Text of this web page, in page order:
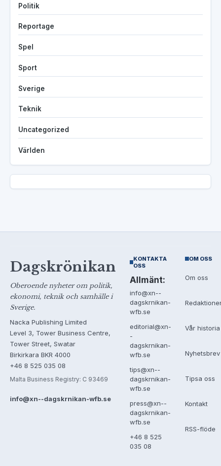
Politik
Reportage
Spel
Sport
Sverige
Teknik
Uncategorized
Världen
Dagskrönikan
Oberoende nyheter om politik,
ekonomi, teknik och samhälle i
Sverige.
Nacka Publishing Limited
Level 3, Tower Business Centre,
Tower Street, Swatar
Birkirkara BKR 4000
+46 8 525 035 08
Malta Business Registry: C 93469
info@xn--dagskrnikan-wfb.se
KONTAKTA
OSS
Allmänt:
info@xn--
dagskrnikan-
wfb.se
editorial@xn-
-
dagskrnikan-
wfb.se
tips@xn--
dagskrnikan-
wfb.se
press@xn--
dagskrnikan-
wfb.se
+46 8 525
035 08
OM OSS
Om oss
Vår historia
Nyhetsbrev
Tipsa oss
Kontakt
RSS-flöde